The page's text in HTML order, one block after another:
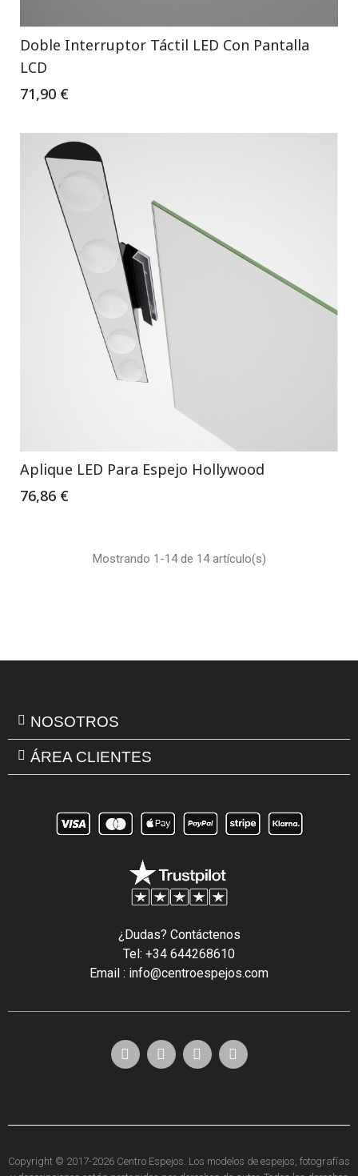
Doble Interruptor Táctil LED Con Pantalla
LCD
71,90 €
Aplique LED Para Espejo Hollywood
76,86 €
Mostrando 1-14 de 14 artículo(s)
NOSOTROS
ÁREA CLIENTES
¿Dudas? Contáctenos
Tel: +34 644268610
Email : info@centroespejos.com
Copyright © 2017-2026 Centro Espejos. Los modelos de espejos, fotografías